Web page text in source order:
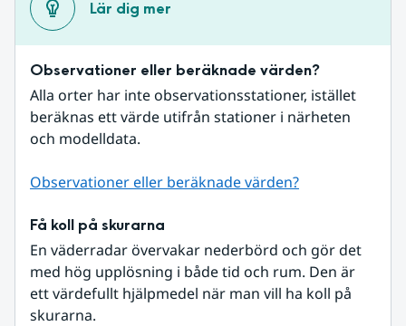
Lär dig mer
Observationer eller beräknade värden?
Alla orter har inte observationsstationer, istället
beräknas ett värde utifrån stationer i närheten
och modelldata.
Observationer eller beräknade värden?
Få koll på skurarna
En väderradar övervakar nederbörd och gör det
med hög upplösning i både tid och rum. Den är
ett värdefullt hjälpmedel när man vill ha koll på
skurarna.